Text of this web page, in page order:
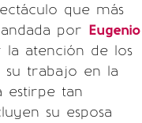
que más
por Eugenio
atención de los
su trabajo en la
estirpe tan
su esposa